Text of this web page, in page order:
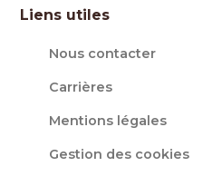
Liens utiles
Nous contacter
Carrières
Mentions légales
Gestion des cookies